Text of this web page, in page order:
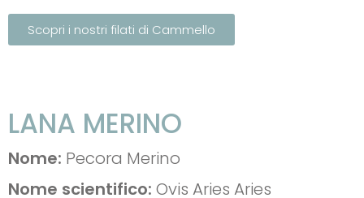
Scopri i nostri filati di Cammello
LANA MERINO
Nome: Pecora Merino
Nome scientifico: Ovis Aries Aries